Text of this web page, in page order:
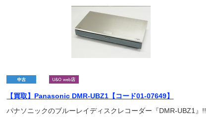
【買取】Panasonic DMR-UBZ1【コード01-07649】
パナソニックのブルーレイディスクレコーダー『DMR-UBZ1』!!